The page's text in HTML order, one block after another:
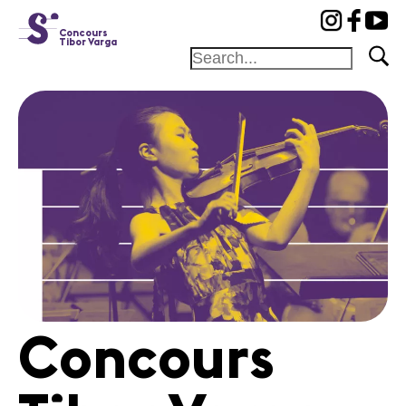
Concours
Tibor Varga
Académie
Concours
Amis et
Mécènes
Médiation
Jury
Programme
Concerts
Concours